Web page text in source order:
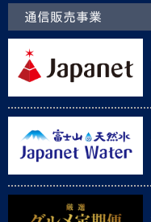
通信販売事業